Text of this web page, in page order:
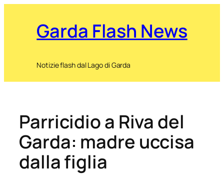
Garda Flash News
Notizie flash dal Lago di Garda
Parricidio a Riva del
Garda: madre uccisa
dalla figlia